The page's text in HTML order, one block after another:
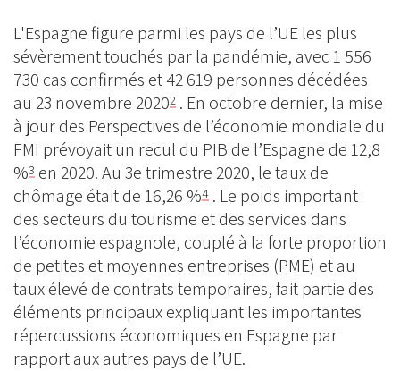
L'Espagne figure parmi les pays de l’UE les plus
sévèrement touchés par la pandémie, avec 1 556
730 cas confirmés et 42 619 personnes décédées
au 23 novembre 20202 . En octobre dernier, la mise
à jour des Perspectives de l’économie mondiale du
FMI prévoyait un recul du PIB de l’Espagne de 12,8
%3 en 2020. Au 3e trimestre 2020, le taux de
chômage était de 16,26 %4 . Le poids important
des secteurs du tourisme et des services dans
l’économie espagnole, couplé à la forte proportion
de petites et moyennes entreprises (PME) et au
taux élevé de contrats temporaires, fait partie des
éléments principaux expliquant les importantes
répercussions économiques en Espagne par
rapport aux autres pays de l’UE.